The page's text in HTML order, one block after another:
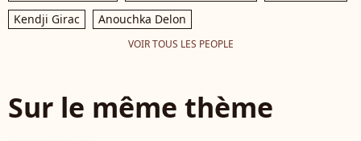
Kendji Girac
Anouchka Delon
VOIR TOUS LES PEOPLE
Sur le même thème